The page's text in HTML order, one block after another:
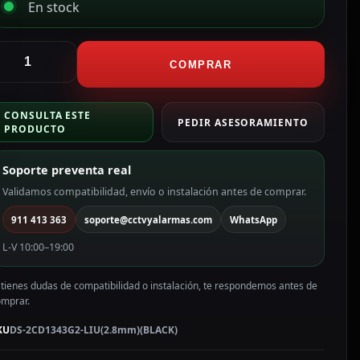
En stock
COMPRAR
CONSULTA ESTE
PRODUCTO
PEDIR ASESORAMIENTO
Soporte preventa real
Validamos compatibilidad, envío o instalación antes de comprar.
911 413 363 soporte@cctvyalarmas.com WhatsApp
L-V 10:00–19:00
dudas de compatibilidad o instalación, te respondemos antes de
DS-2CD1343G2-LIU(2.8mm)(BLACK)